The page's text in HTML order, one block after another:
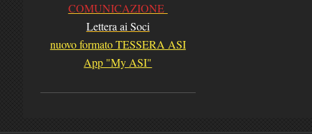
COMUNICAZIONE
Lettera ai Soci
nuovo formato TESSERA ASI
App "My ASI"